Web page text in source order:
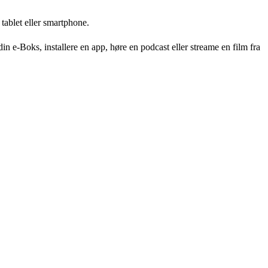
eller smartphone.
Boks, installere en app, høre en podcast eller streame en film fra